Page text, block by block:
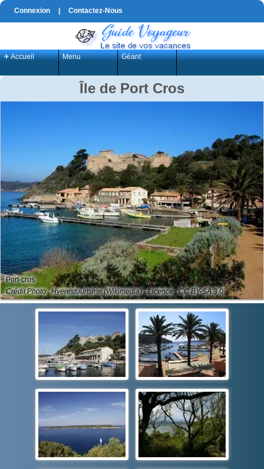
Connexion Contactez-Nous
✈ Accueil Menu Géant
Île de Port Cros
Port-cros
Crédit Photo : Hyerestourisme (Wikimedia) - Licence : CC BY-SA 3.0